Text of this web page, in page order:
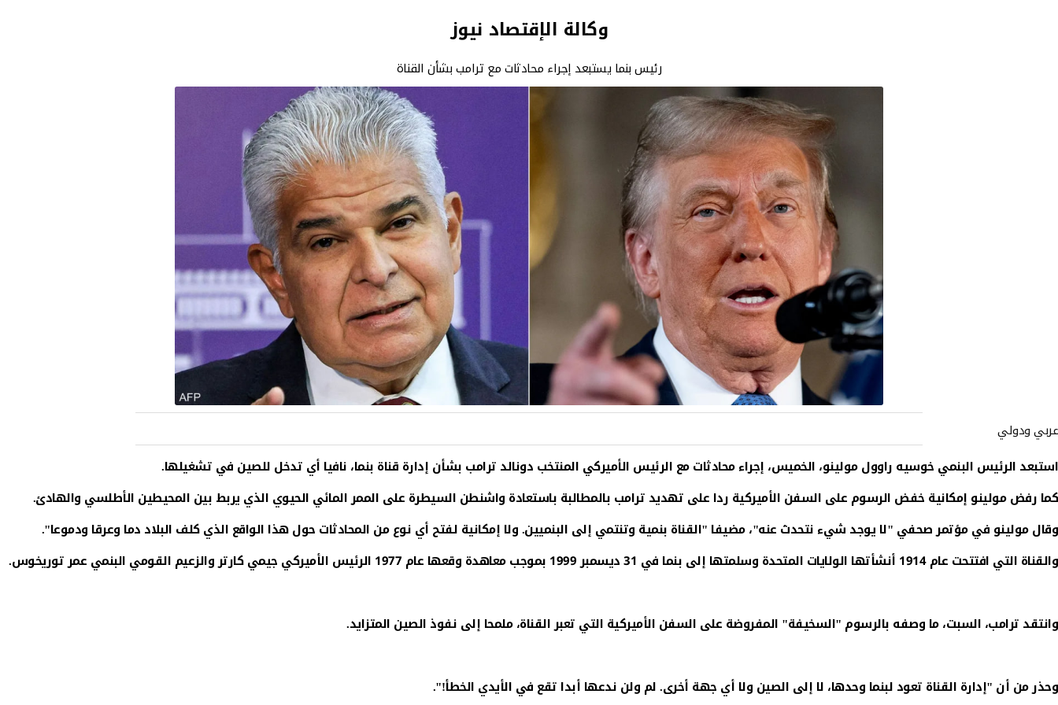
وكالة الإقتصاد نيوز
رئيس بنما يستبعد إجراء محادثات مع ترامب بشأن القناة
عربي ودولي
استبعد الرئيس البنمي خوسيه راوول مولينو، الخميس، إجراء محادثات مع الرئيس الأميركي المنتخب دونالد ترامب بشأن إدارة قناة بنما، نافيا أي تدخل للصين في تشغيلها.
كما رفض مولينو إمكانية خفض الرسوم على السفن الأميركية ردا على تهديد ترامب بالمطالبة باستعادة واشنطن السيطرة على الممر المائي الحيوي الذي يربط بين المحيطين الأطلسي والهادئ.
وقال مولينو في مؤتمر صحفي "لا يوجد شيء نتحدث عنه"، مضيفا "القناة بنمية وتنتمي إلى البنميين. ولا إمكانية لفتح أي نوع من المحادثات حول هذا الواقع الذي كلف البلاد دما وعرقا ودموعا".
والقناة التي افتتحت عام 1914 أنشأتها الولايات المتحدة وسلمتها إلى بنما في 31 ديسمبر 1999 بموجب معاهدة وقعها عام 1977 الرئيس الأميركي جيمي كارتر والزعيم القومي البنمي عمر توريخوس.
وانتقد ترامب، السبت، ما وصفه بالرسوم "السخيفة" المفروضة على السفن الأميركية التي تعبر القناة، ملمحا إلى نفوذ الصين المتزايد.
وحذر من أن "إدارة القناة تعود لبنما وحدها، لا إلى الصين ولا أي جهة أخرى. لم ولن ندعها أبدا تقع في الأيدي الخطأ!".